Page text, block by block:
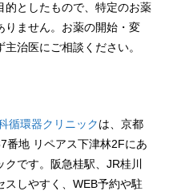
としたもので、特定のお薬
りません。お薬の開始・変
治医にご相談ください。
循環器クリニックは、京都
番地 リペアス下津林2Fにあ
です。阪急桂駅、JR桂川
しやすく、WEB予約や駐